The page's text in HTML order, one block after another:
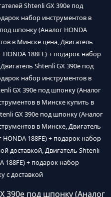
Shtenli GX 390е под
набор инструментов в
шпонку (Аналог HONDA
в Минске цена, Двигатель
188FE) + подарок набор
Shtenli GX 390е под
набор инструментов в
GX 390е под шпонку (Аналог
в Минске купить в
GX 390е под шпонку (Аналог
в Минске, Двигатель
188FE) + подарок набор
доставкой, Двигатель Shtenli
188FE) + подарок набор
с доставкой
390е под шпонку (Аналог